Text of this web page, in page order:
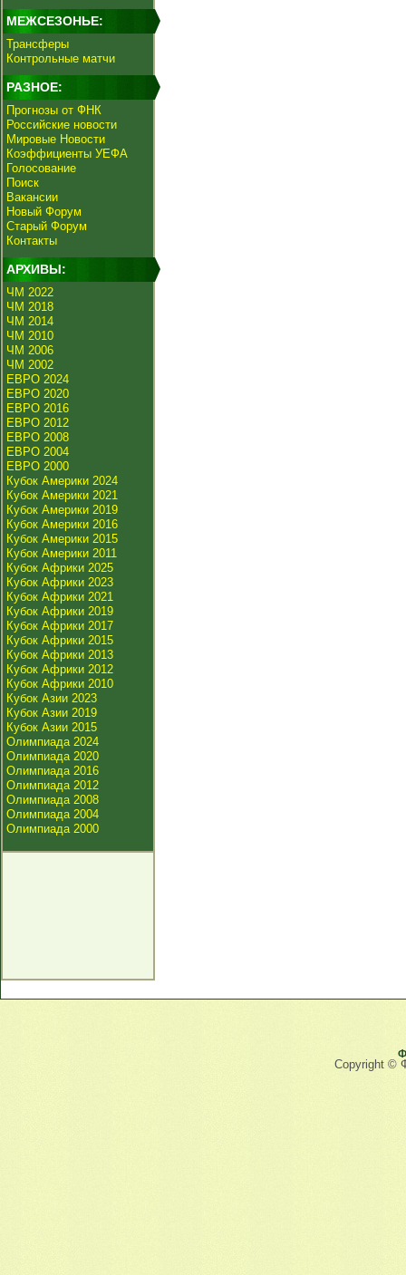
МЕЖСЕЗОНЬЕ:
Трансферы
Контрольные матчи
РАЗНОЕ:
Прогнозы от ФНК
Российские новости
Мировые Новости
Коэффициенты УЕФА
Голосование
Поиск
Вакансии
Новый Форум
Старый Форум
Контакты
АРХИВЫ:
ЧМ 2022
ЧМ 2018
ЧМ 2014
ЧМ 2010
ЧМ 2006
ЧМ 2002
ЕВРО 2024
ЕВРО 2020
ЕВРО 2016
ЕВРО 2012
ЕВРО 2008
ЕВРО 2004
ЕВРО 2000
Кубок Америки 2024
Кубок Америки 2021
Кубок Америки 2019
Кубок Америки 2016
Кубок Америки 2015
Кубок Америки 2011
Кубок Африки 2025
Кубок Африки 2023
Кубок Африки 2021
Кубок Африки 2019
Кубок Африки 2017
Кубок Африки 2015
Кубок Африки 2013
Кубок Африки 2012
Кубок Африки 2010
Кубок Азии 2023
Кубок Азии 2019
Кубок Азии 2015
Олимпиада 2024
Олимпиада 2020
Олимпиада 2016
Олимпиада 2012
Олимпиада 2008
Олимпиада 2004
Олимпиада 2000
Copyright ©